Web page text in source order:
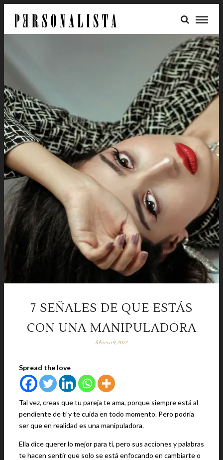
7 SEÑALES DE QUE ESTÁS
CON UNA MANIPULADORA
febrero 9, 2022
Spread the love
Tal vez, creas que tu pareja te ama, porque siempre está al
pendiente de ti y te cuida en todo momento. Pero podría
ser que en realidad es una manipuladora.
Ella dice querer lo mejor para ti, pero sus acciones y palabras
te hacen sentir que solo se está enfocando en cambiarte o